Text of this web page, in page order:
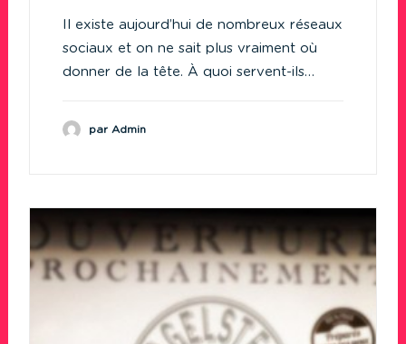
Il existe aujourd’hui de nombreux réseaux
sociaux et on ne sait plus vraiment où
donner de la tête. À quoi servent-ils…
par Admin